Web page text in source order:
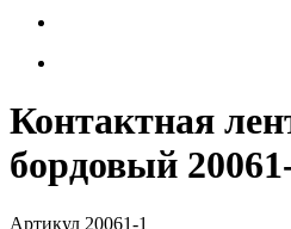
Контактная
бордовый
Артикул 20061-1